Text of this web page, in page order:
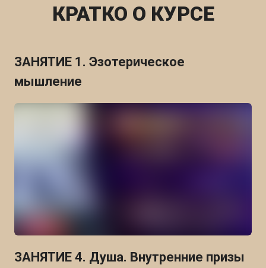
КРАТКО О КУРСЕ
ЗАНЯТИЕ 1. Эзотерическое
мышление
ЗАНЯТИЕ 4. Душа. Внутренние призы